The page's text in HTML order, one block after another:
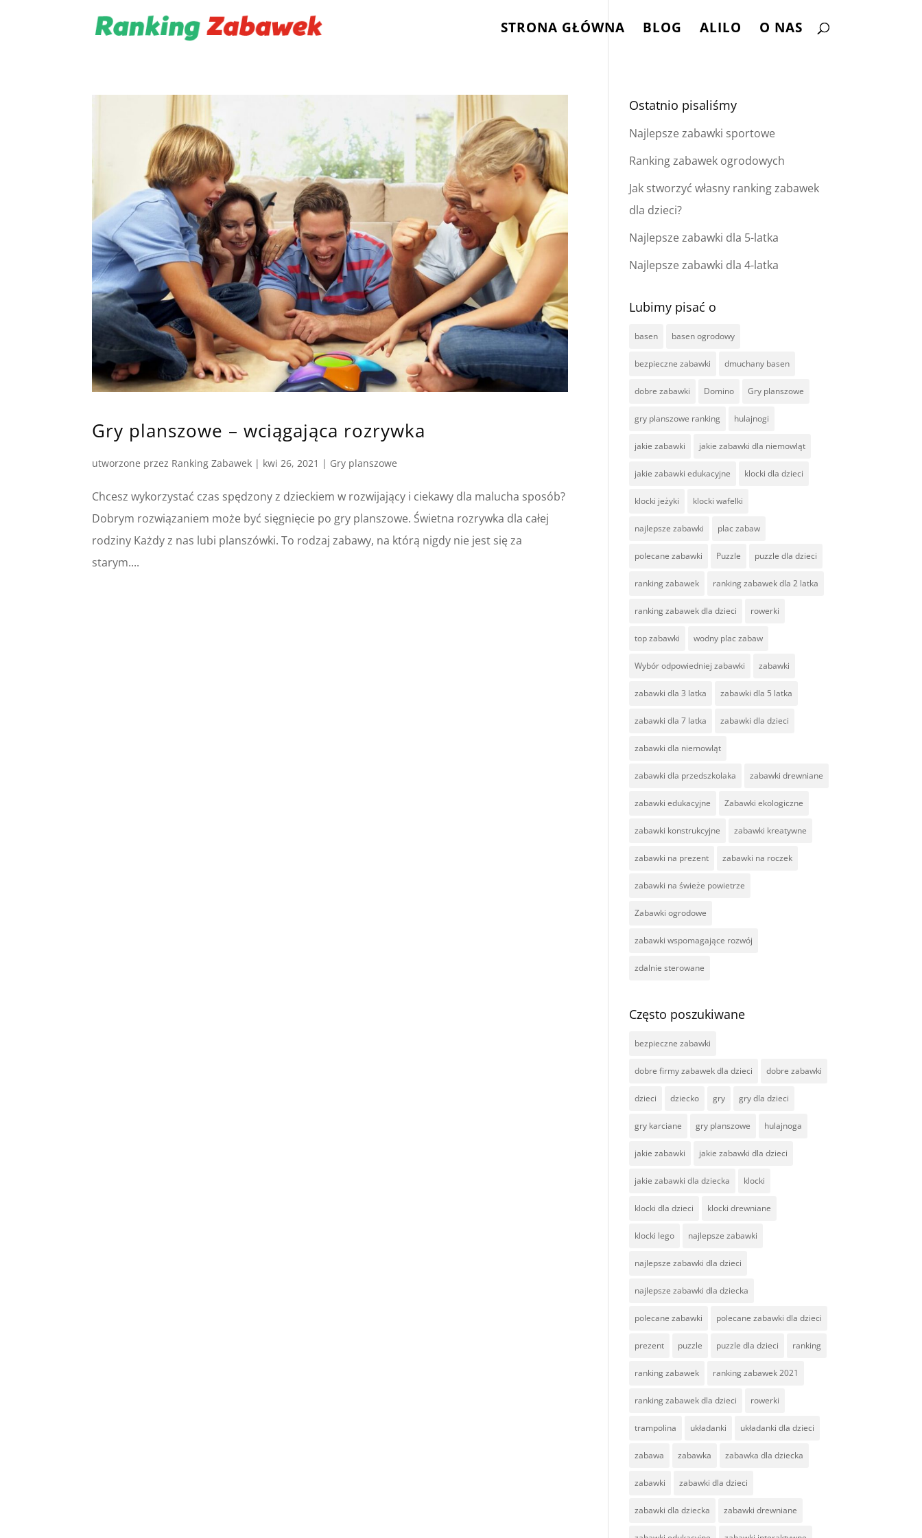
STRONA GŁÓWNA BLOG ALILO O NAS
Gry planszowe – wciągająca rozrywka
utworzone przez Ranking Zabawek | kwi 26, 2021 | Gry planszowe
Chcesz wykorzystać czas spędzony z dzieckiem w rozwijający i ciekawy dla malucha sposób?
Dobrym rozwiązaniem może być sięgnięcie po gry planszowe. Świetna rozrywka dla całej
rodziny Każdy z nas lubi planszówki. To rodzaj zabawy, na którą nigdy nie jest się za
starym....
Ostatnio pisaliśmy
Najlepsze zabawki sportowe
Ranking zabawek ogrodowych
Jak stworzyć własny ranking zabawek
dla dzieci?
Najlepsze zabawki dla 5-latka
Najlepsze zabawki dla 4-latka
Lubimy pisać o
basen basen ogrodowy
bezpieczne zabawki dmuchany basen
dobre zabawki Domino Gry planszowe
gry planszowe ranking hulajnogi
jakie zabawki jakie zabawki dla niemowląt
jakie zabawki edukacyjne klocki dla dzieci
klocki jeżyki klocki wafelki
najlepsze zabawki plac zabaw
polecane zabawki Puzzle puzzle dla dzieci
ranking zabawek ranking zabawek dla 2 latka
ranking zabawek dla dzieci rowerki
top zabawki wodny plac zabaw
Wybór odpowiedniej zabawki zabawki
zabawki dla 3 latka zabawki dla 5 latka
zabawki dla 7 latka zabawki dla dzieci
zabawki dla niemowląt
zabawki dla przedszkolaka zabawki drewniane
zabawki edukacyjne Zabawki ekologiczne
zabawki konstrukcyjne zabawki kreatywne
zabawki na prezent zabawki na roczek
zabawki na świeże powietrze
Zabawki ogrodowe
zabawki wspomagające rozwój
zdalnie sterowane
Często poszukiwane
bezpieczne zabawki
dobre firmy zabawek dla dzieci dobre zabawki
dzieci dziecko gry gry dla dzieci
gry karciane gry planszowe hulajnoga
jakie zabawki jakie zabawki dla dzieci
jakie zabawki dla dziecka klocki
klocki dla dzieci klocki drewniane
klocki lego najlepsze zabawki
najlepsze zabawki dla dzieci
najlepsze zabawki dla dziecka
polecane zabawki polecane zabawki dla dzieci
prezent puzzle puzzle dla dzieci ranking
ranking zabawek ranking zabawek 2021
ranking zabawek dla dzieci rowerki
trampolina układanki układanki dla dzieci
zabawa zabawka zabawka dla dziecka
zabawki zabawki dla dzieci
zabawki dla dziecka zabawki drewniane